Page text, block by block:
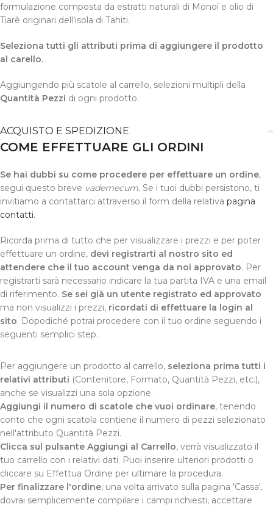
formulazione composta da estratti naturali di Monoï e olio di
Tiarè originari dell’isola di Tahiti.
Seleziona tutti gli attributi prima di aggiungere il prodotto
al carello.
Aggiungendo più scatole al carrello, selezioni multipli della
Quantità Pezzi di ogni prodotto.
ACQUISTO E SPEDIZIONE
COME EFFETTUARE GLI ORDINI
Se hai dubbi su come procedere per effettuare un ordine,
segui questo breve vademecum. Se i tuoi dubbi persistono, ti
invitiamo a contattarci attraverso il form della relativa pagina
contatti.
Ricorda prima di tutto che per visualizzare i prezzi e per poter
effettuare un ordine, devi registrarti al nostro sito ed
attendere che il tuo account venga da noi approvato. Per
registrarti sarà necessario indicare la tua partita IVA e una email
di riferimento. Se sei già un utente registrato ed approvato
ma non visualizzi i prezzi, ricordati di effettuare la login al
sito. Dopodiché potrai procedere con il tuo ordine seguendo i
seguenti semplici step.
Per aggiungere un prodotto al carrello, seleziona prima tutti i
relativi attributi (Contenitore, Formato, Quantità Pezzi, etc.),
anche se visualizzi una sola opzione.
Aggiungi il numero di scatole che vuoi ordinare, tenendo
conto che ogni scatola contiene il numero di pezzi selezionato
nell'attributo Quantità Pezzi.
Clicca sul pulsante Aggiungi al Carrello, verrà visualizzato il
tuo carrello con i relativi dati. Puoi inserire ulteriori prodotti o
cliccare su Effettua Ordine per ultimare la procedura.
Per finalizzare l'ordine, una volta arrivato sulla pagina 'Cassa',
dovrai semplicemente compilare i campi richiesti, accettare